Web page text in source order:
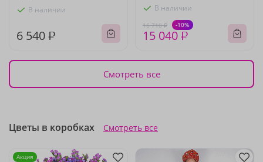
В наличии
6 540 ₽
В наличии
16 710 ₽ -10%
15 040 ₽
Смотреть все
Цветы в коробках Смотреть все
Акция